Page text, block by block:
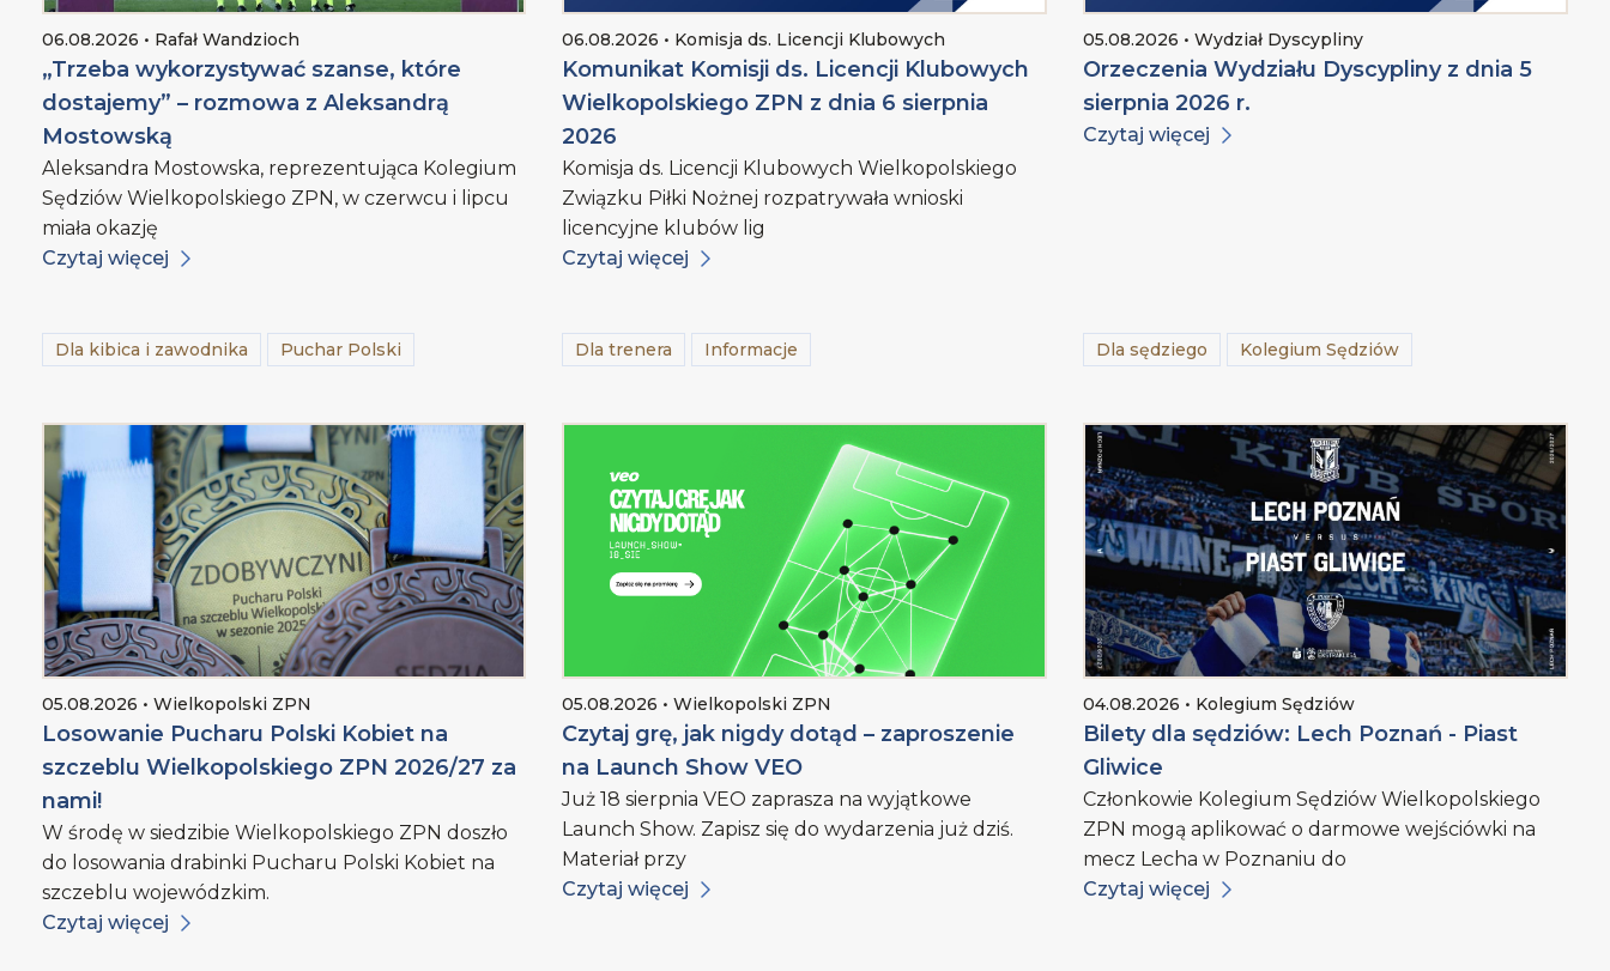
06.08.2026 • Rafał Wandzioch
„Trzeba wykorzystywać szanse, które
dostajemy” – rozmowa z Aleksandrą
Mostowską
Aleksandra Mostowska, reprezentująca Kolegium
Sędziów Wielkopolskiego ZPN, w czerwcu i lipcu
miała okazję
Czytaj więcej
06.08.2026 • Komisja ds. Licencji Klubowych
Komunikat Komisji ds. Licencji Klubowych
Wielkopolskiego ZPN z dnia 6 sierpnia
2026
Komisja ds. Licencji Klubowych Wielkopolskiego
Związku Piłki Nożnej rozpatrywała wnioski
licencyjne klubów lig
Czytaj więcej
05.08.2026 • Wydział Dyscypliny
Orzeczenia Wydziału Dyscypliny z dnia 5
sierpnia 2026 r.
Czytaj więcej
Dla kibica i zawodnika Puchar Polski
05.08.2026 • Wielkopolski ZPN
Losowanie Pucharu Polski Kobiet na
szczeblu Wielkopolskiego ZPN 2026/27 za
nami!
W środę w siedzibie Wielkopolskiego ZPN doszło
do losowania drabinki Pucharu Polski Kobiet na
szczeblu wojewódzkim.
Czytaj więcej
Dla trenera Informacje
05.08.2026 • Wielkopolski ZPN
Czytaj grę, jak nigdy dotąd – zaproszenie
na Launch Show VEO
Już 18 sierpnia VEO zaprasza na wyjątkowe
Launch Show. Zapisz się do wydarzenia już dziś.
Materiał przy
Czytaj więcej
Dla sędziego Kolegium Sędziów
04.08.2026 • Kolegium Sędziów
Bilety dla sędziów: Lech Poznań - Piast
Gliwice
Członkowie Kolegium Sędziów Wielkopolskiego
ZPN mogą aplikować o darmowe wejściówki na
mecz Lecha w Poznaniu do
Czytaj więcej